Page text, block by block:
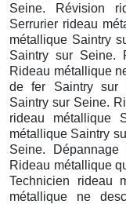
Seine. Révision
Serrurier rideau
métallique Saintry
Saintry sur Seine.
Rideau métallique
de fer Saintry sur
Saintry sur Seine.
rideau métallique
métallique Saintry
Seine.
Rideau métallique
Technicien rideau
métallique ne